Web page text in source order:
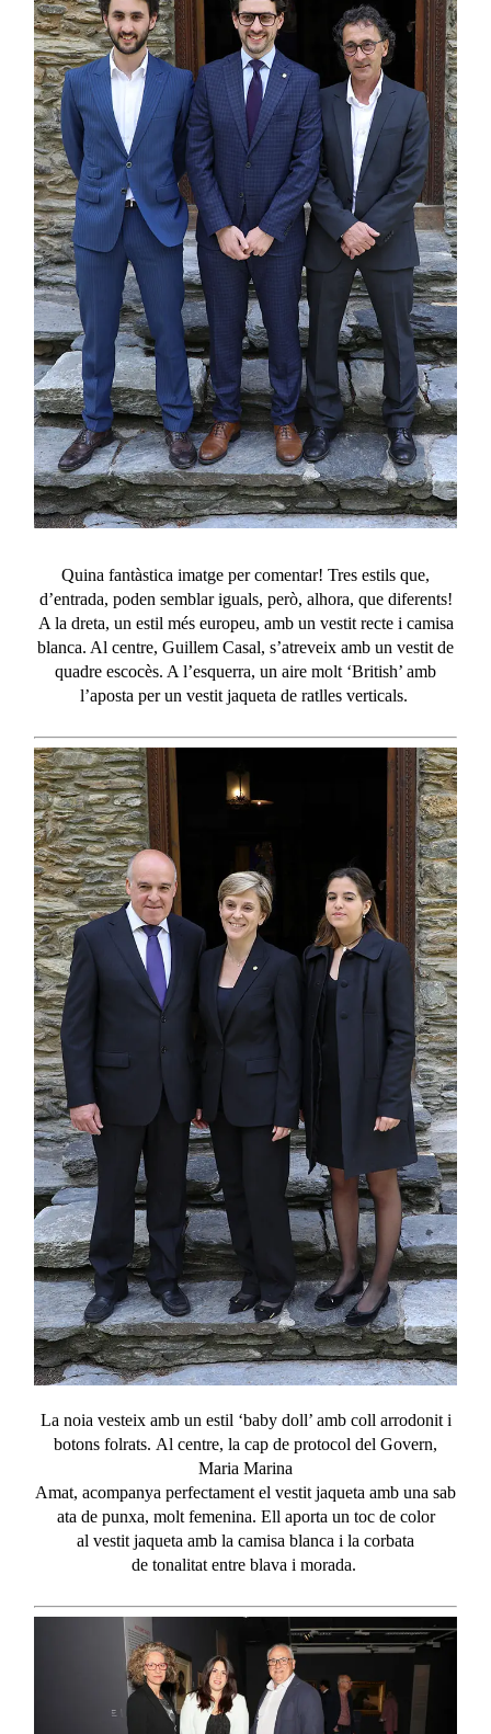
Quina fantàstica imatge per comentar! Tres estils que,
d’entrada, poden semblar iguals, però, alhora, que diferents!
A la dreta, un estil més europeu, amb un vestit recte i camisa
blanca. Al centre, Guillem Casal, s’atreveix amb un vestit de
quadre escocès. A l’esquerra, un aire molt ‘British’ amb
l’aposta per un vestit jaqueta de ratlles verticals.
La noia vesteix amb un estil ‘babydoll’ amb coll arrodonit i
botons folrats. Al centre, la cap de protocol del Govern,
Maria Marina
Amat, acompanya perfectament el vestit jaqueta amb una sab
ata de punxa, moltfemenina. Ell aporta un tocde color
al vestit jaqueta amb la camisa blanca i la corbata
de tonalitatentre blava i morada.